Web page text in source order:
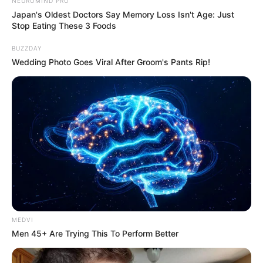
Στο πλαίσιο αυτό, συλλέγονται καταθέσεις
εκλιπόντος, ενώ παράλληλα γίνονται οι
απαραίτητοι έλεγχοι στο σκάφος όπου
βρέθηκε.
Η σορός του 84χρονου πρόκειται να
μεταφερθεί στην Ιατροδικαστική Υπηρεσία
Στερεάς Ελλάδας, προκειμένου να
πραγματοποιηθεί νεκροψία – νεκροτομή, η
οποία θα δώσει απαντήσεις για τα ιατρικά
αίτια του θανάτου.
Η διαδικασία αυτή θεωρείται αναγκαία ώστε
να αποσαφηνιστεί εάν πρόκειται για
παθολογικά αίτια, ατύχημα ή κάποιον άλλον
Japan's Oldest Doctors Say Memory Loss Isn't Age: Just
Stop Eating These 3 Foods
BUZZDAY
Wedding Photo Goes Viral After Groom's Pants Rip!
MEDVI
Men 45+ Are Trying This To Perform Better